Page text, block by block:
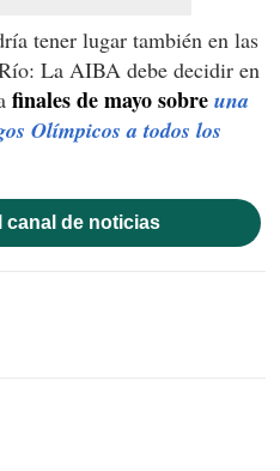
tener lugar también en las
La AIBA debe decidir en
finales de mayo sobre una
Olímpicos a todos los
canal de noticias